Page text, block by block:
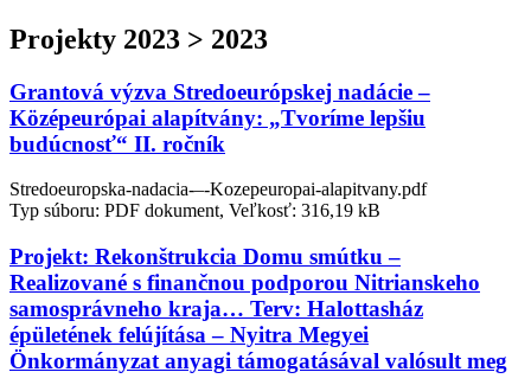
Projekty 2023 > 2023
Grantová výzva Stredoeurópskej nadácie –
Középeurópai alapítvány: „Tvoríme lepšiu
budúcnosť“ II. ročník
Stredoeuropska-nadacia-–-Kozepeuropai-alapitvany.pdf
Typ súboru: PDF dokument, Veľkosť: 316,19 kB
Projekt: Rekonštrukcia Domu smútku –
Realizované s finančnou podporou Nitrianskeho
samosprávneho kraja… Terv: Halottasház
épületének felújítása – Nyitra Megyei
Önkormányzat anyagi támogatásával valósult meg